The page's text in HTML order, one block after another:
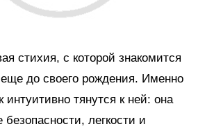
стихия, с которой знакомится
до своего рождения. Именно
интуитивно тянутся к ней: она
легкости и